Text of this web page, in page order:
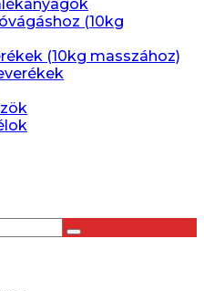
(10kg
(10kg masszához)